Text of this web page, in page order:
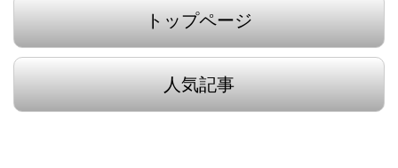
トップページ
人気記事